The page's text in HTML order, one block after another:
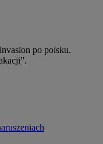
po polsku.